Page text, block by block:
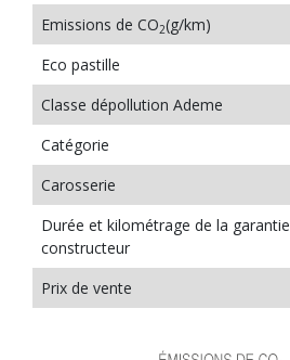
Emissions de CO2(g/km)
Eco pastille
Classe dépollution Ademe
Catégorie
Carosserie
Durée et kilométrage de la garantie
constructeur
Prix de vente